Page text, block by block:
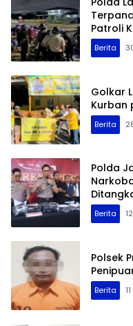
Patroli
Berita
Golkar
Kurban
Berita
Polda
Berita
Polsek
Berita